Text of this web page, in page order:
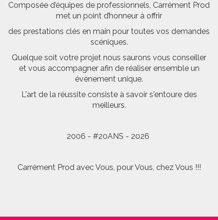
Composée d’équipes de professionnels, Carrément Prod
met un point d’honneur à offrir
des prestations clés en main pour toutes vos demandes
scéniques.
Quelque soit votre projet nous saurons vous conseiller
et vous accompagner afin de réaliser ensemble un
évènement unique.
L'art de la réussite consiste à savoir s'entoure des
meilleurs.
2006 - #20ANS - 2026
Carrément Prod avec Vous, pour Vous, chez Vous !!!